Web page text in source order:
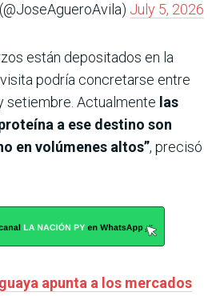
July 5, 2026
están depositados en la
podría concretarse entre
setiembre. Actualmente las
a ese destino son
en volúmenes altos”, precisó
apunta a los mercados